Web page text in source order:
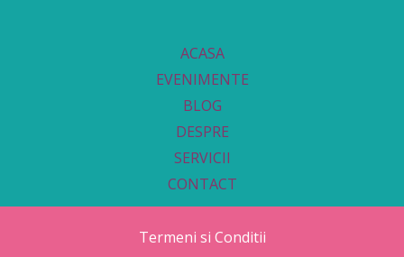
ACASA
EVENIMENTE
BLOG
DESPRE
SERVICII
CONTACT
Termeni si Conditii